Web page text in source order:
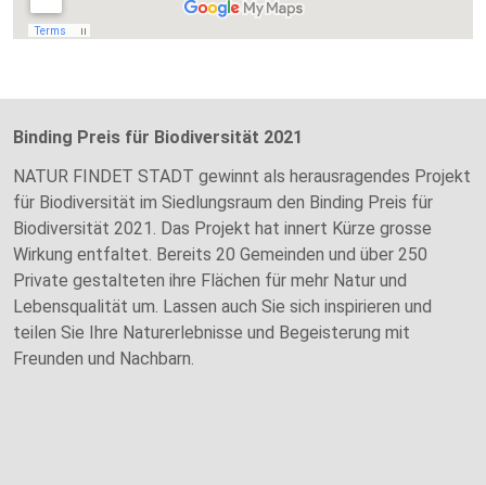
Binding Preis für Biodiversität 2021
NATUR FINDET STADT gewinnt als herausragendes Projekt
für Biodiversität im Siedlungsraum den Binding Preis für
Biodiversität 2021. Das Projekt hat innert Kürze grosse
Wirkung entfaltet. Bereits 20 Gemeinden und über 250
Private gestalteten ihre Flächen für mehr Natur und
Lebensqualität um. Lassen auch Sie sich inspirieren und
teilen Sie Ihre Naturerlebnisse und Begeisterung mit
Freunden und Nachbarn.